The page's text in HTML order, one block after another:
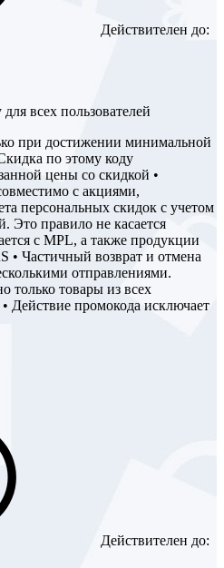
Действителен до:
всех пользователей
при достижении минимальной
по этому коду
цены со скидкой •
с акциями,
персональных скидок с учетом
Это правило не касается
с MPL, а также продукции
Частичный возврат и отмена
отправлениями.
только товары из всех
Действие промокода исключает
Действителен до: